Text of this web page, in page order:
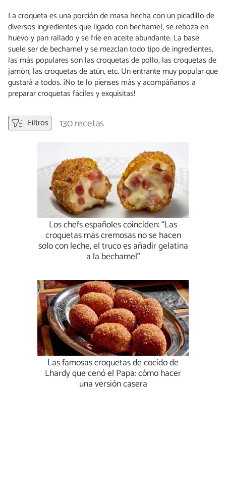
La croqueta es una porción de masa hecha con un picadillo de
diversos ingredientes que ligado con bechamel, se reboza en
huevo y pan rallado y se fríe en aceite abundante. La base
suele ser de bechamel y se mezclan todo tipo de ingredientes,
las más populares son las croquetas de pollo, las croquetas de
jamón, las croquetas de atún, etc. Un entrante muy popular que
gustará a todos. ¡No te lo pienses más y acompáñanos a
preparar croquetas fáciles y exquisitas!
Filtros 130 recetas
Los chefs españoles coinciden: “Las
croquetas más cremosas no se hacen
solo con leche, el truco es añadir gelatina
a la bechamel”
Las famosas croquetas de cocido de
Lhardy que cenó el Papa: cómo hacer
una versión casera